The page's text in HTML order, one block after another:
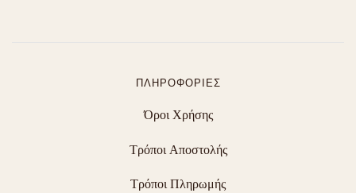
ΠΛΗΡΟΦΟΡΊΕΣ
Όροι Χρήσης
Τρόποι Αποστολής
Τρόποι Πληρωμής